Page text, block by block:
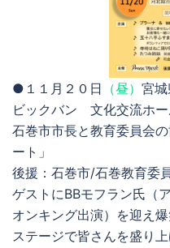
●１１月２０日 （昼） 宮
ビックバン 文化交流ホー
石巻市市長と教育委員会
ート」
後援：石巻市/石巻教育委
ゲストにBBモフラン氏（
オンキング出演）を迎え
ステージで皆さんを盛り